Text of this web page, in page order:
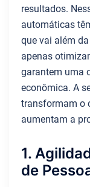
resultados.
automáticas
que vai além
apenas
garantem uma
econômica. A
transformam o
aumentam a
1.
de